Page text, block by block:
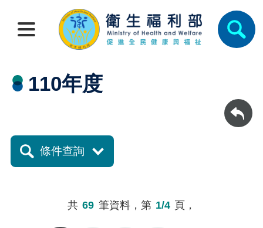
110年度
回上一頁
條件查詢
共 69 筆資料，第 1/4 頁，